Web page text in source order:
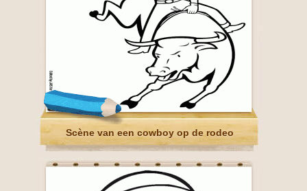
Scène van een cowboy op de rodeo